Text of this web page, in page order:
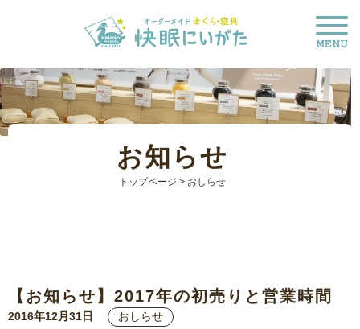
お知らせ
トップページ > おしらせ
【お知らせ】2017年の初売りと営業時間
2016年12月31日 おしらせ